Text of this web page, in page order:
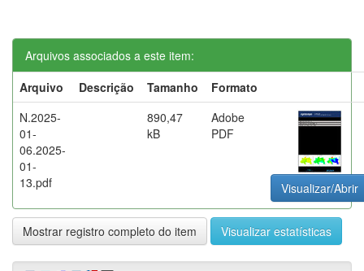
Arquivos associados a este item:
Arquivo
Descrição Tamanho
Formato
N.2025-
01-
06.2025-
01-
13.pdf
890,47
kB
Adobe
PDF
Visualizar/Abrir
Mostrar registro completo do item Visualizar estatísticas